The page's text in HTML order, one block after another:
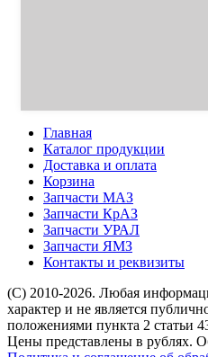
Главная
Каталог продукции
Доставка и оплата
Корзина
Запчасти МАЗ
Запчасти КрАЗ
Запчасти УРАЛ
Запчасти ЯМЗ
Контакты и реквизиты
(C) 2010-2026. Любая
характер и не является
положениями пункта 2 статьи
Цены представлены в рублях.